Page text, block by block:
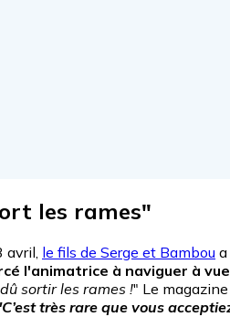
les rames"
avril, le fils de Serge et Bambou
l'animatrice à naviguer à
dû sortir les rames !" Le
très rare que vous